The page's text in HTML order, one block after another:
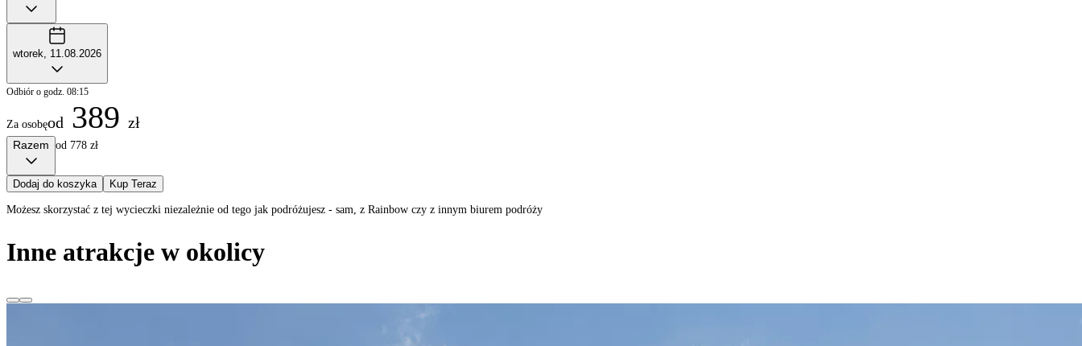
wtorek, 11.08.2026
Odbiór o godz. 08:15
Za osobęod 389 zł
Razem od 778 zł
Dodaj do koszyka Kup Teraz
Możesz skorzystać z tej wycieczki niezależnie od tego jak podróżujesz - sam, z Rainbow czy z innym biurem podróży
Inne atrakcje w okolicy